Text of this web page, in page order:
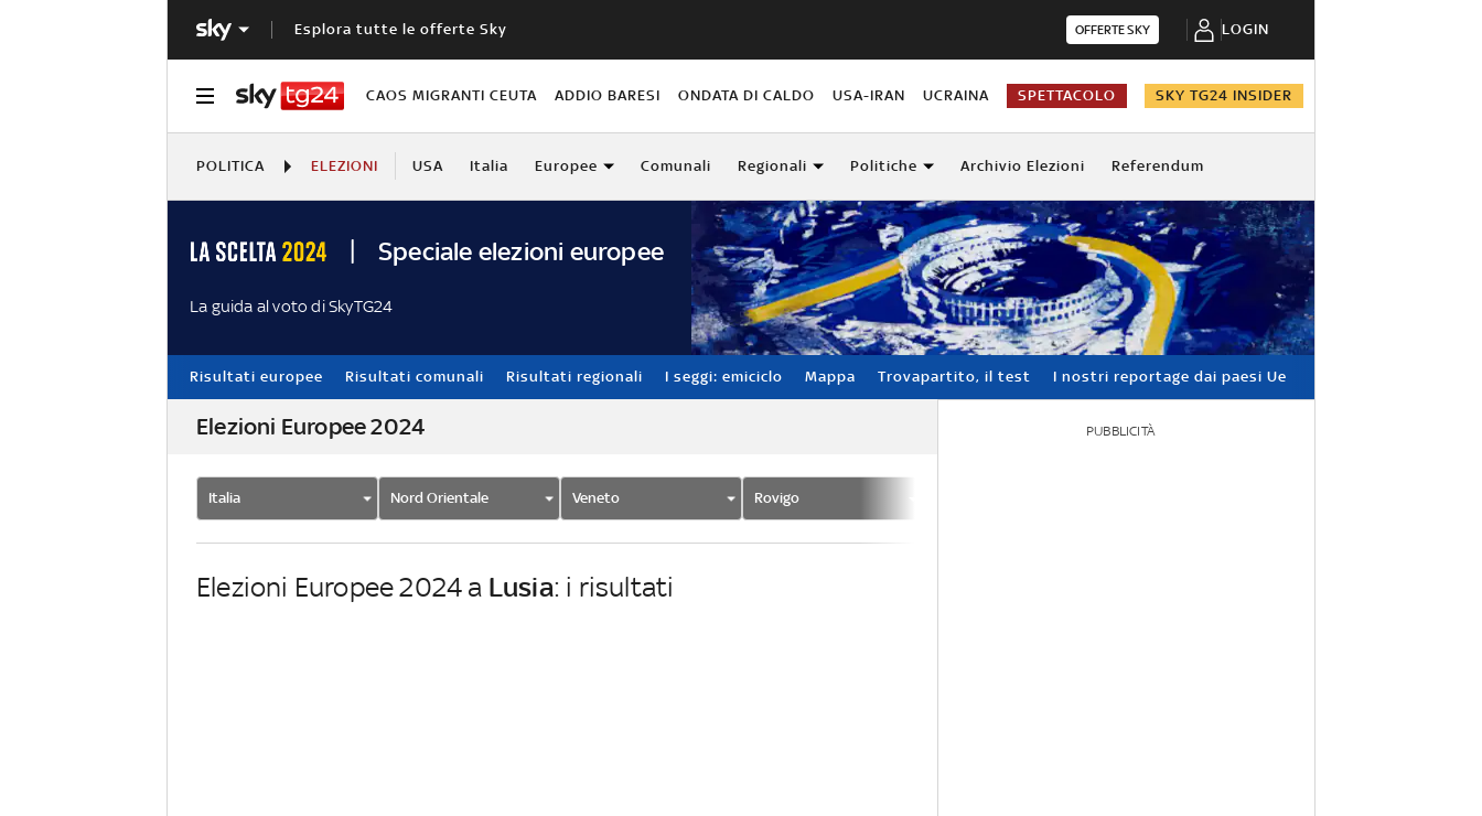
Esplora tutte le offerte Sky OFFERTE SKY LOGIN
CAOS MIGRANTI CEUTA ADDIO BARESI ONDATA DI CALDO USA-IRAN UCRAINA SPETTACOLO SKY TG24 INSIDER
POLITICA ELEZIONI USA Italia Europee Comunali Regionali Politiche Archivio Elezioni Referendum
Speciale elezioni europee
La guida al voto di SkyTG24
Risultati europee Risultati comunali Risultati regionali I seggi: emiciclo Mappa Trovapartito, il test I nostri reportage dai paesi Ue
Elezioni Europee 2024
Italia Nord Orientale Veneto Rovigo
Elezioni Europee 2024 a Lusia: i risultati
PUBBLICITÀ